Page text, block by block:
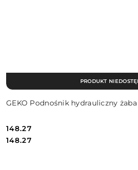
GEKO Podnośnik hydrauliczny żaba
Cena:
148.27
Cena:
148.27
PRODUKT